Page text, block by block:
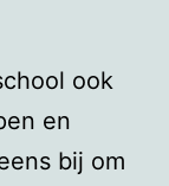
ook
en
bij om